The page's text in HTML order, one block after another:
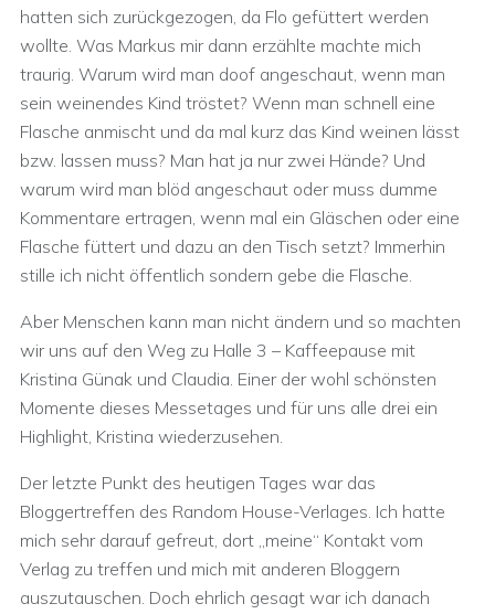
hatten sich zurückgezogen, da Flo gefüttert werden
wollte. Was Markus mir dann erzählte machte mich
traurig. Warum wird man doof angeschaut, wenn man
sein weinendes Kind tröstet? Wenn man schnell eine
Flasche anmischt und da mal kurz das Kind weinen lässt
bzw. lassen muss? Man hat ja nur zwei Hände? Und
warum wird man blöd angeschaut oder muss dumme
Kommentare ertragen, wenn mal ein Gläschen oder eine
Flasche füttert und dazu an den Tisch setzt? Immerhin
stille ich nicht öffentlich sondern gebe die Flasche.
Aber Menschen kann man nicht ändern und so machten
wir uns auf den Weg zu Halle 3 – Kaffeepause mit
Kristina Günak und Claudia. Einer der wohl schönsten
Momente dieses Messetages und für uns alle drei ein
Highlight, Kristina wiederzusehen.
Der letzte Punkt des heutigen Tages war das
Bloggertreffen des Random House-Verlages. Ich hatte
mich sehr darauf gefreut, dort „meine“ Kontakt vom
Verlag zu treffen und mich mit anderen Bloggern
auszutauschen. Doch ehrlich gesagt war ich danach